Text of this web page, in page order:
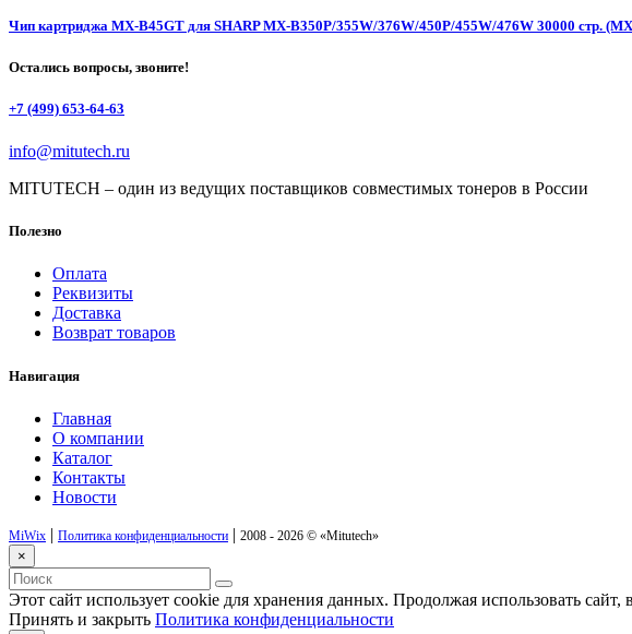
Чип картриджа MX-B45GT для SHARP MX-B350P/355W/376W/450P/455W/476W 30000 стр.
Остались вопросы, звоните!
+7 (499) 653-64-63
info@mitutech.ru
MITUTECH – один из ведущих поставщиков совместимых тонеров в России
Полезно
Оплата
Реквизиты
Доставка
Возврат товаров
Навигация
Главная
О компании
Каталог
Контакты
Новости
MiWix | Политика конфиденциальности | 2008 - 2026 © «Mitutech»
×
Этот сайт использует cookie для хранения данных. Продолжая использовать сайт,
Принять и закрыть Политика конфиденциальности